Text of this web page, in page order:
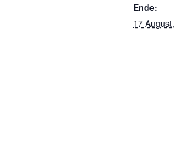
Ende:
17